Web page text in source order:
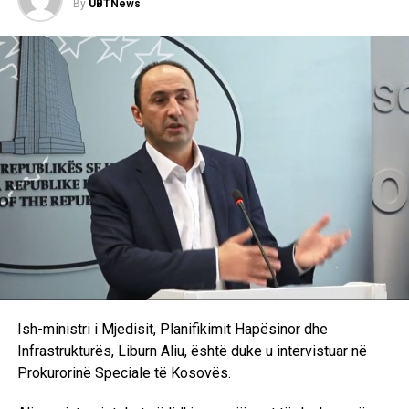
partisë, me synimin për të propozuar një emër që mund të
sigurojë mbështetjen e nevojshme në Kuvend./A.K/
By UBTNews
Ish-ministri i Mjedisit, Planifikimit Hapësinor dhe
Infrastrukturës, Liburn Aliu, është duke u intervistuar në
Prokurorinë Speciale të Kosovës.